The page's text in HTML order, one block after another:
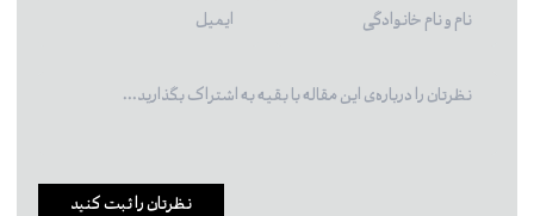
نظرتان را ثبت کنید